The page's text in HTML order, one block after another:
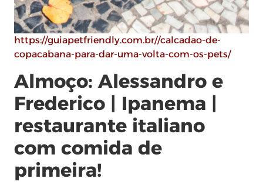
https://guiapetfriendly.com.br//calcadao-de-
copacabana-para-dar-uma-volta-com-os-pets/
Almoço: Alessandro e
Frederico | Ipanema |
restaurante italiano
com comida de
primeira!